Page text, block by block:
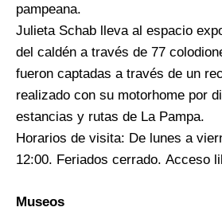
pampeana.
Julieta Schab lleva al espacio
del caldén a través de 77
fueron captadas a través de un
realizado con su motorhome por
estancias y rutas de La Pampa.
Horarios de visita: De lunes a
12:00. Feriados cerrado. Acceso
Museos